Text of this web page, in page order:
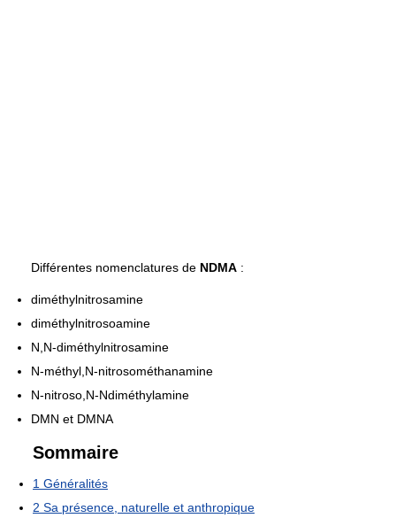
Différentes nomenclatures de NDMA :
diméthylnitrosamine
diméthylnitrosoamine
N,N-diméthylnitrosamine
N-méthyl,N-nitrosométhanamine
N-nitroso,N-Ndiméthylamine
DMN et DMNA
Sommaire
1 Généralités
2 Sa présence, naturelle et anthropique